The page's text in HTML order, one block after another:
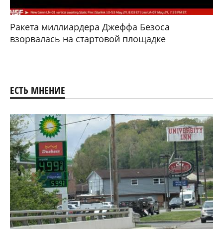
Ракета миллиардера Джеффа Безоса
взорвалась на стартовой площадке
ЕСТЬ МНЕНИЕ